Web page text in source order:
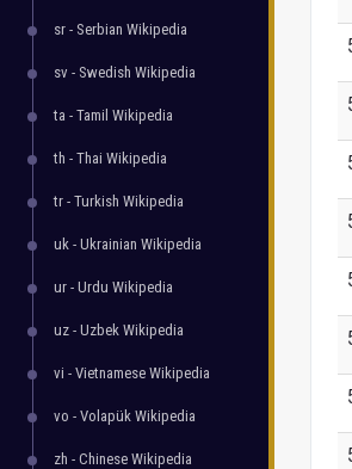
sr - Serbian Wikipedia
sv - Swedish Wikipedia
ta - Tamil Wikipedia
th - Thai Wikipedia
tr - Turkish Wikipedia
uk - Ukrainian Wikipedia
ur - Urdu Wikipedia
uz - Uzbek Wikipedia
vi - Vietnamese Wikipedia
vo - Volapük Wikipedia
zh - Chinese Wikipedia